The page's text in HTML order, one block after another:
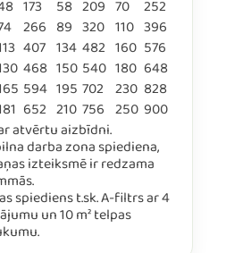
173 58 209 70 252
266 89 320 110 396
407 134482 160 576
468 150540 180 648
594 195702 230 828
652 210756 250900
atvērtu aizbīdni.
darba zona spiediena,
izteiksmē ir redzama
spiediens t.sk. A-filtrs ar 4
un 10 m² telpas